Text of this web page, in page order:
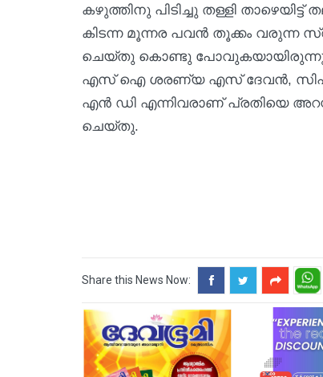
കഴുത്തിനു പിടിച്ചു തള്ളി
കിടന്ന മൂന്നര പവൻ തൂക്കം വരുന്ന
ചെയ്തു കൊണ്ടു പോവുകയായിരുന്നു.
എസ് ഐ ശരണ്യ എസ് ദേവൻ,
എൻ ഡി എന്നിവരാണ് പ്രതിയെ
ചെയ്തു.
Share this News Now: